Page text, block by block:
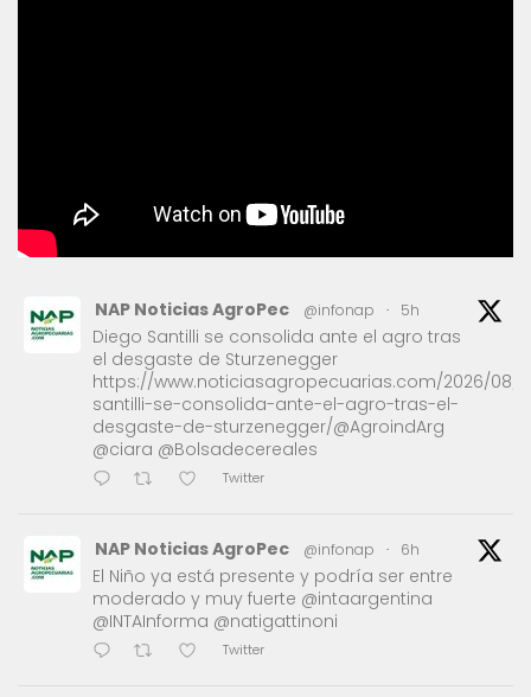
NAP Noticias AgroPec @infonap · 5h
Diego Santilli se consolida ante el agro tras
el desgaste de Sturzenegger
https://www.noticiasagropecuarias.com/2026/08/
santilli-se-consolida-ante-el-agro-tras-el-
desgaste-de-sturzenegger/@AgroindArg
@ciara @Bolsadecereales
Twitter
NAP Noticias AgroPec @infonap · 6h
El Niño ya está presente y podría ser entre
moderado y muy fuerte @intaargentina
@INTAInforma @natigattinoni
Twitter